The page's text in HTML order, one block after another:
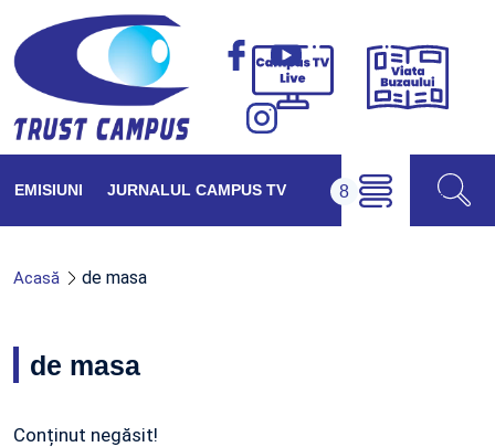
Campus
Viața
EMISIUNI JURNALUL CAMPUS TV
Acasă de masa
de masa
Conținut negăsit!